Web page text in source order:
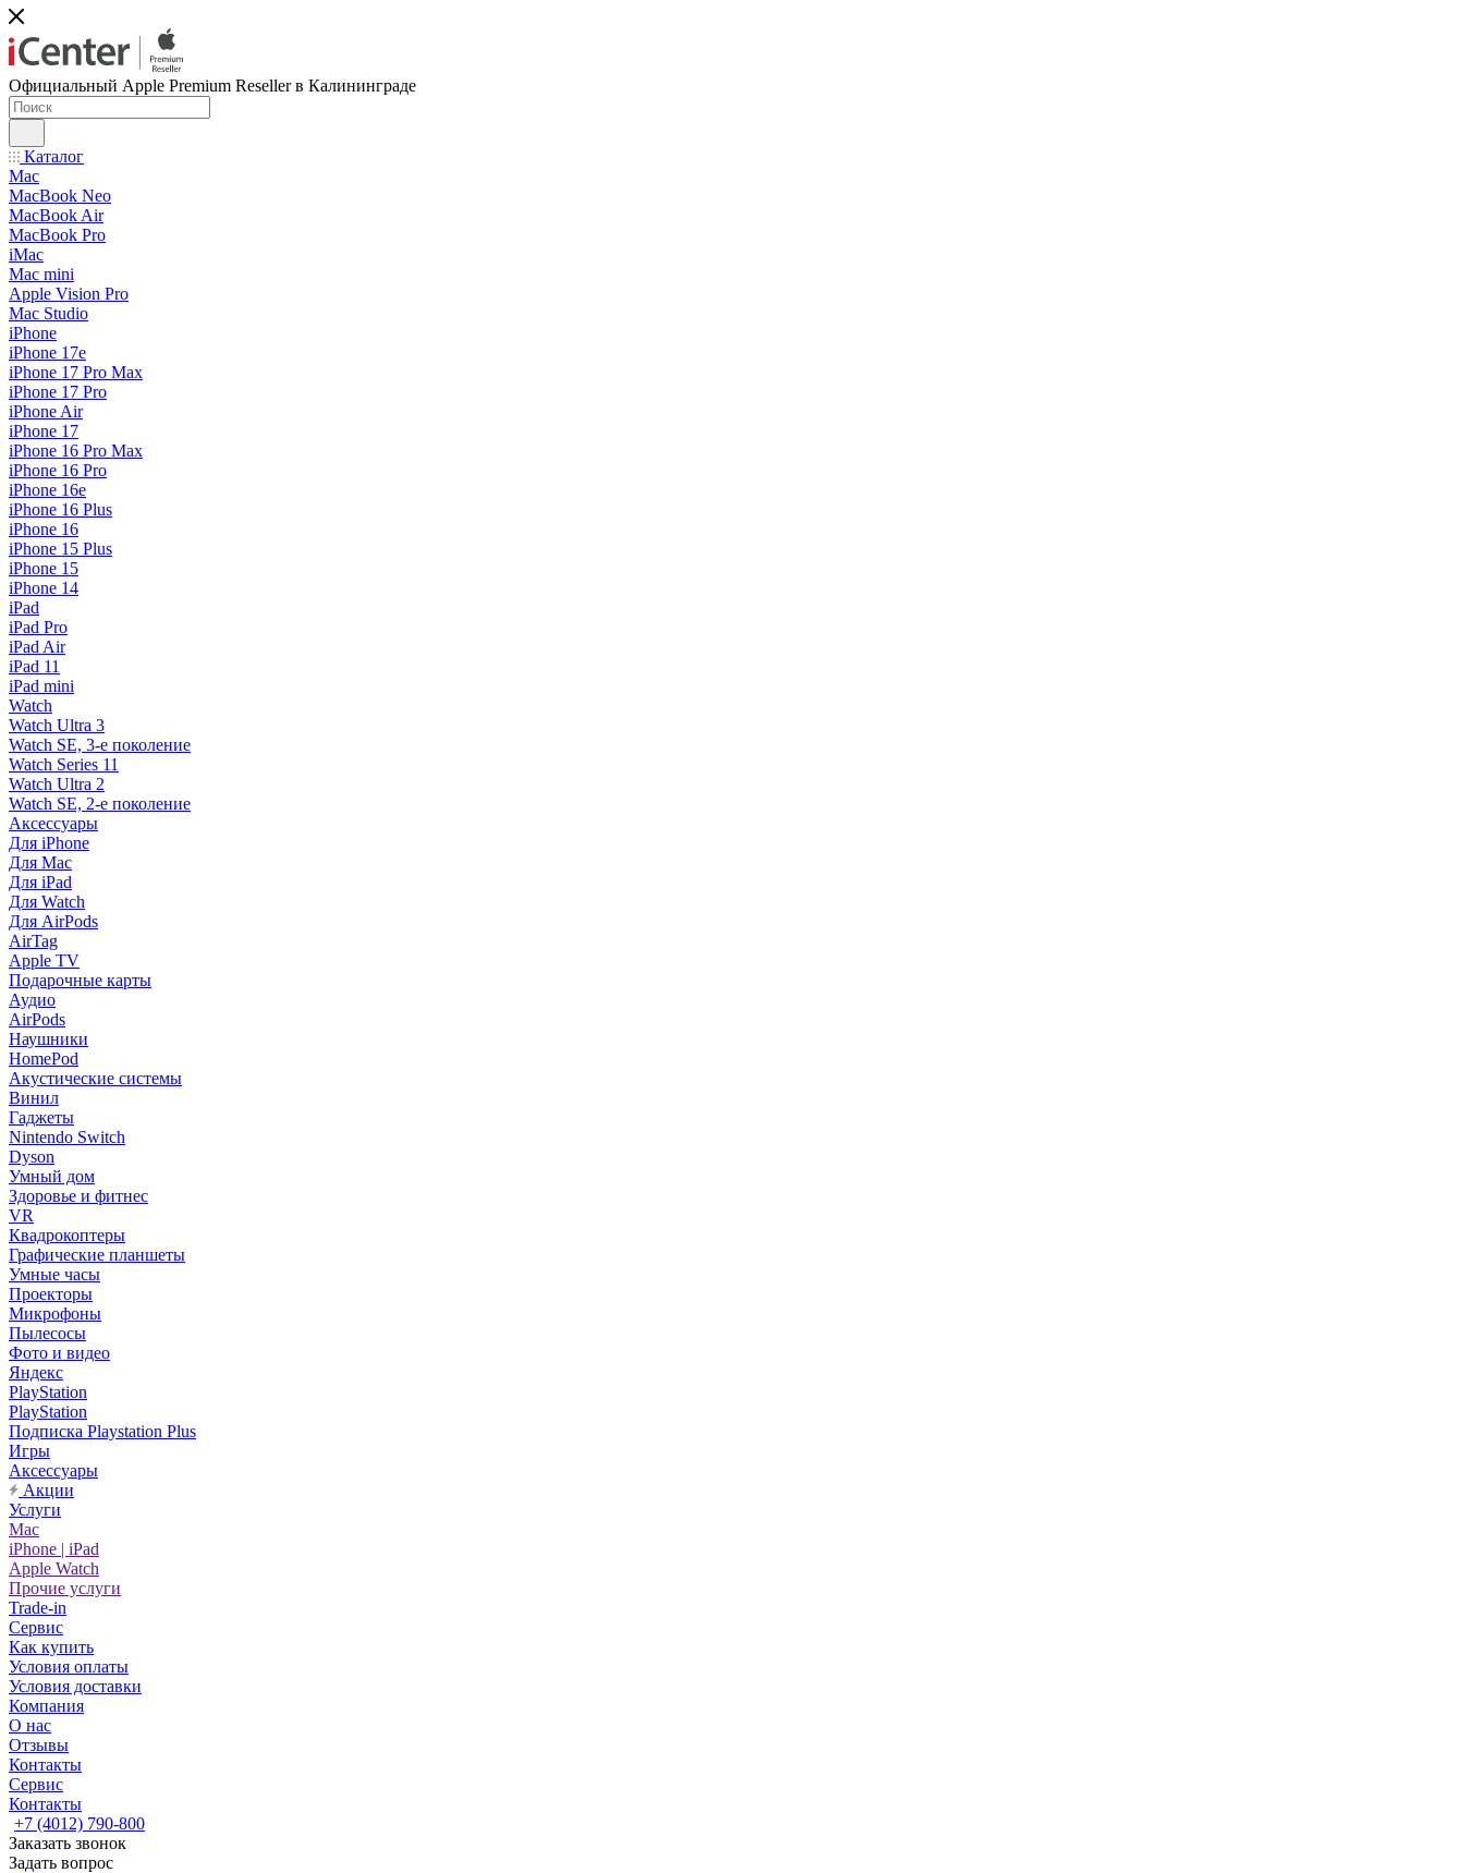
Официальный Apple Premium Reseller в Калининграде
Каталог
Mac
MacBook Neo
MacBook Air
MacBook Pro
iMac
Mac mini
Apple Vision Pro
Mac Studio
iPhone
iPhone 17e
iPhone 17 Pro Max
iPhone 17 Pro
iPhone Air
iPhone 17
iPhone 16 Pro Max
iPhone 16 Pro
iPhone 16e
iPhone 16 Plus
iPhone 16
iPhone 15 Plus
iPhone 15
iPhone 14
iPad
iPad Pro
iPad Air
iPad 11
iPad mini
Watch
Watch Ultra 3
Watch SE, 3-е поколение
Watch Series 11
Watch Ultra 2
Watch SE, 2-е поколение
Аксессуары
Для iPhone
Для Mac
Для iPad
Для Watch
Для AirPods
AirTag
Apple TV
Подарочные карты
Аудио
AirPods
Наушники
HomePod
Акустические системы
Винил
Гаджеты
Nintendo Switch
Dyson
Умный дом
Здоровье и фитнес
VR
Квадрокоптеры
Графические планшеты
Умные часы
Проекторы
Микрофоны
Пылесосы
Фото и видео
Яндекс
PlayStation
PlayStation
Подписка Playstation Plus
Игры
Аксессуары
Акции
Услуги
Mac
iPhone | iPad
Apple Watch
Прочие услуги
Trade-in
Сервис
Как купить
Условия оплаты
Условия доставки
Компания
О нас
Отзывы
Контакты
Сервис
Контакты
+7 (4012) 790-800
Заказать звонок
Задать вопрос